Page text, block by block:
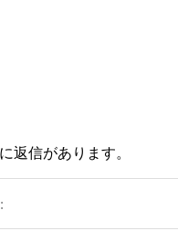
返信があります。